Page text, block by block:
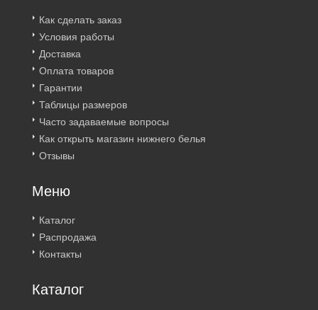
Как сделать заказ
Условия работы
Доставка
Оплата товаров
Гарантии
Таблицы размеров
Часто задаваемые вопросы
Как открыть магазин нижнего белья
Отзывы
Меню
Каталог
Распродажа
Контакты
Каталог